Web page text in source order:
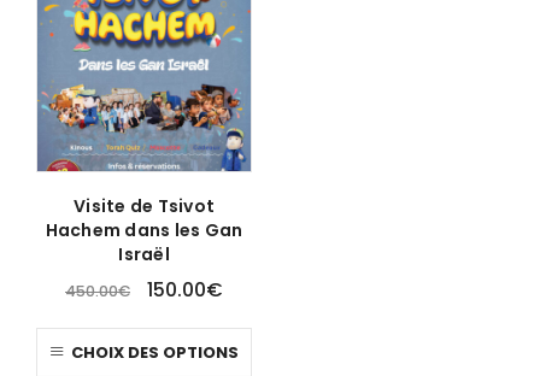
Visite de Tsivot
Hachem dans les Gan
Israël
450.00€ 150.00€
CHOIX DES OPTIONS